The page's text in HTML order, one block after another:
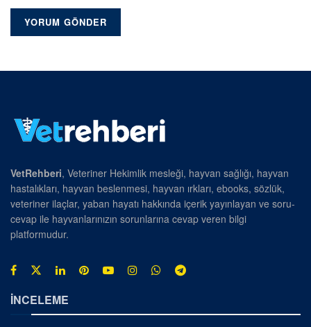
VetRehberi, Veteriner Hekimlik mesleği, hayvan sağlığı, hayvan
hastalıkları, hayvan beslenmesi, hayvan ırkları, ebooks, sözlük,
veteriner ilaçlar, yaban hayatı hakkında içerik yayınlayan ve soru-
cevap ile hayvanlarınızın sorunlarına cevap veren bilgi
platformudur.
İNCELEME